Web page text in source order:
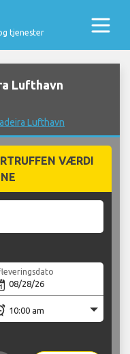
tjenester
Lufthavn
Lufthavn
VÆRDI